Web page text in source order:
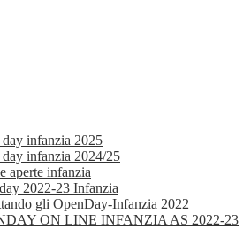
infanzia 2025
infanzia 2024/25
aperte infanzia
2022-23 Infanzia
gli OpenDay-Infanzia 2022
ON LINE INFANZIA AS 2022-23